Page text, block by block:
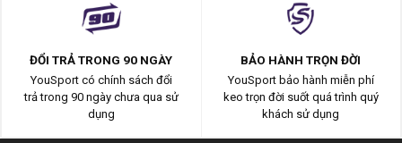
ĐỔI TRẢ TRONG 90 NGÀY
YouSport có chính sách đổi
trả trong 90 ngày chưa qua sử
dụng
BẢO HÀNH TRỌN ĐỜI
YouSport bảo hành miễn phí
keo trọn đời suốt quá trình quý
khách sử dụng